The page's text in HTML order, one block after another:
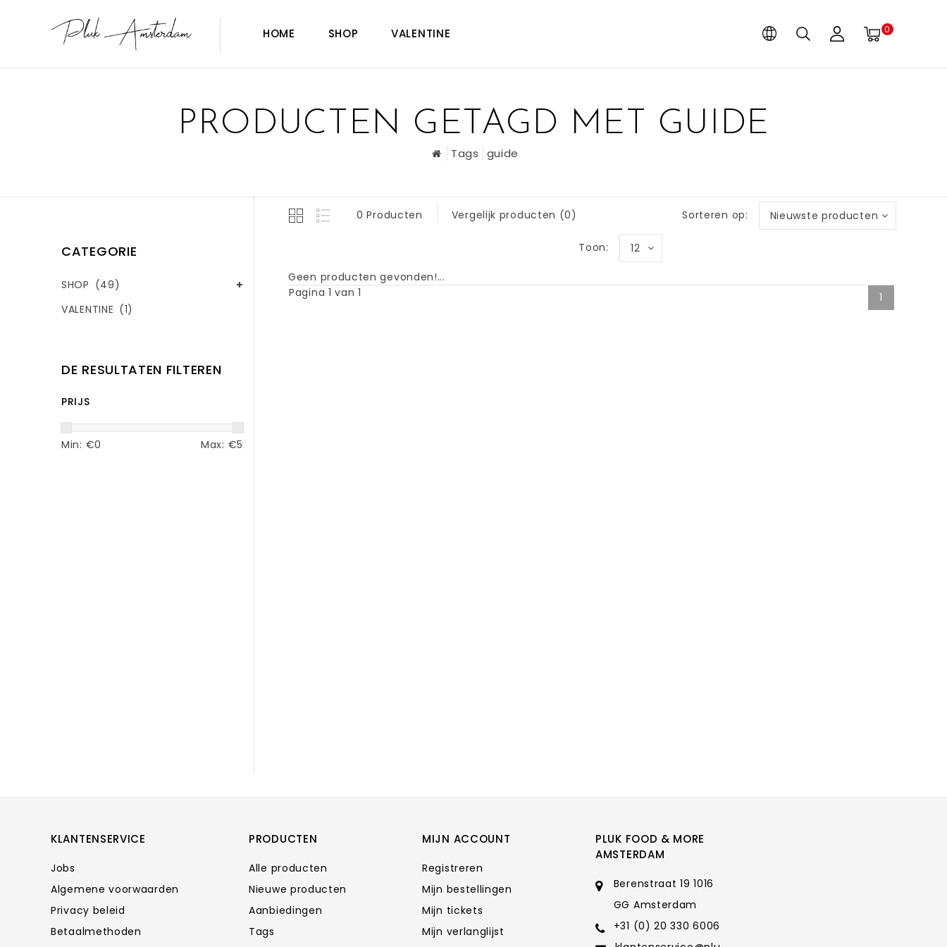
HOME SHOP VALENTINE 0
PRODUCTEN GETAGD MET GUIDE
Tags guide
CATEGORIE
SHOP (49)
VALENTINE (1)
DE RESULTATEN FILTEREN
PRIJS
Min: €0 Max: €5
0 Producten Vergelijk producten (0) Sorteren op: Nieuwste producten
Toon: 12
Geen producten gevonden!...
Pagina 1 van 1
1
KLANTENSERVICE
Jobs
Algemene voorwaarden
Privacy beleid
Betaalmethoden
PRODUCTEN
Alle producten
Nieuwe producten
Aanbiedingen
Tags
MIJN ACCOUNT
Registreren
Mijn bestellingen
Mijn tickets
Mijn verlanglijst
PLUK FOOD & MORE
AMSTERDAM
Berenstraat 19 1016
GG Amsterdam
+31 (0) 20 330 6006